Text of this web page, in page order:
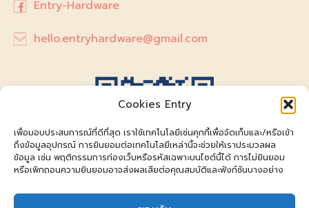
Cookies Entry
เพื่อมอบประสบการณ์ที่ดีที่สุด เราใช้เทคโนโลยีเช่นคุกกี้เพื่อจัดเก็บและ/หรือเข้า
ถึงข้อมูลอุปกรณ์ การยินยอมต่อเทคโนโลยีเหล่านี้จะช่วยให้เราประมวลผล
ข้อมูล เช่น พฤติกรรมการท่องเว็บหรือรหัสเฉพาะบนไซต์นี้ได้ การไม่ยินยอม
หรือเพิกถอนความยินยอมอาจส่งผลเสียต่อคุณสมบัติและฟังก์ชันบางอย่าง
Entry-Hardware
hello.entryhardware@gmail.com